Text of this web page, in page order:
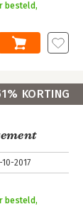
besteld,
10-2017
besteld,
KORTING